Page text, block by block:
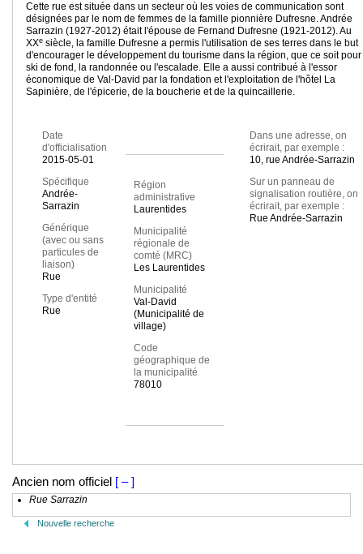
Cette rue est située dans un secteur où les voies de communication sont
désignées par le nom de femmes de la famille pionnière Dufresne. Andrée
Sarrazin (1927-2012) était l'épouse de Fernand Dufresne (1921-2012). Au
XXe siècle, la famille Dufresne a permis l'utilisation de ses terres dans le but
d'encourager le développement du tourisme dans la région, que ce soit
ski de fond, la randonnée ou l'escalade. Elle a aussi contribué à l'essor
économique de Val-David par la fondation et l'exploitation de l'hôtel La
Sapinière, de l'épicerie, de la boucherie et de la quincaillerie.
Date
d'officialisation
2015-05-01
Spécifique
Andrée-
Sarrazin
Générique
(avec ou sans
particules de
liaison)
Rue
Type d'entité
Rue
Région
administrative
Laurentides
Municipalité
régionale de
comté (MRC)
Les Laurentides
Municipalité
Val-David
(Municipalité de
village)
Code
géographique de
la municipalité
78010
Dans une adresse, on
écrirait, par exemple :
10, rue Andrée-Sarrazin
Sur un panneau de
signalisation routière, on
écrirait, par exemple :
Rue Andrée-Sarrazin
Ancien nom officiel [ – ]
Rue Sarrazin
Nouvelle recherche